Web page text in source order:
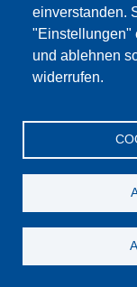
66.
einverstanden.
"Einstellungen"
und ablehnen
widerrufen.